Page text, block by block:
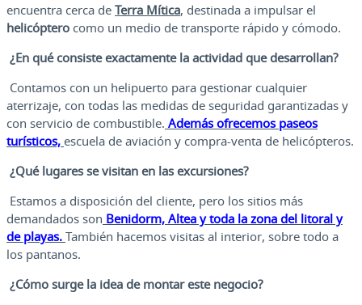
encuentra cerca de Terra Mítica, destinada a impulsar el
helicóptero como un medio de transporte rápido y cómodo.
¿En qué consiste exactamente la actividad que desarrollan?
Contamos con un helipuerto para gestionar cualquier
aterrizaje, con todas las medidas de seguridad garantizadas y
con servicio de combustible. Además ofrecemos paseos
turísticos, escuela de aviación y compra-venta de helicópteros.
¿Qué lugares se visitan en las excursiones?
Estamos a disposición del cliente, pero los sitios más
demandados son Benidorm, Altea y toda la zona del litoral y
de playas. También hacemos visitas al interior, sobre todo a
los pantanos.
¿Cómo surge la idea de montar este negocio?